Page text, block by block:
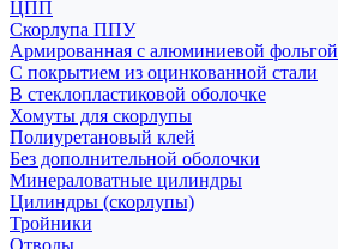
ЦПП
Скорлупа ППУ
Армированная с алюминиевой фольгой
С покрытием из оцинкованной стали
В стеклопластиковой оболочке
Хомуты для скорлупы
Полиуретановый клей
Без дополнительной оболочки
Минераловатные цилиндры
Цилиндры (скорлупы)
Тройники
Отводы